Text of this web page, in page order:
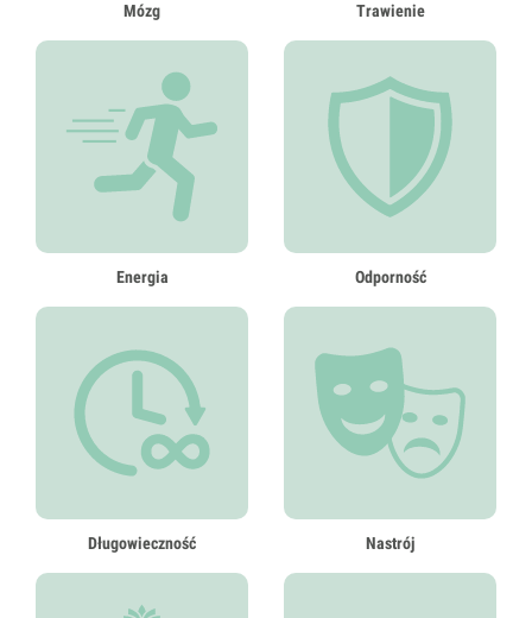
Mózg Trawienie
Energia Odporność
Długowieczność Nastrój